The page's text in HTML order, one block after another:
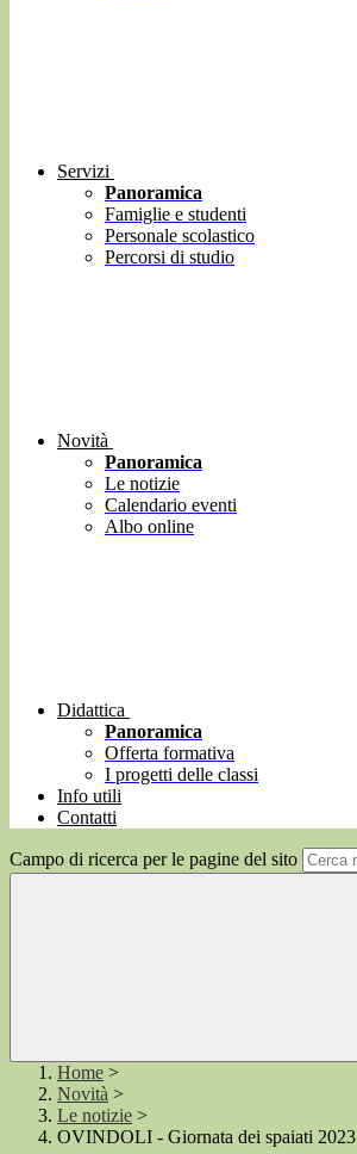
Servizi
Panoramica
Famiglie e studenti
Personale scolastico
Percorsi di studio
Novità
Panoramica
Le notizie
Calendario eventi
Albo online
Didattica
Panoramica
Offerta formativa
I progetti delle classi
Info utili
Contatti
Campo di ricerca per le pagine del sito
Home >
Novità >
Le notizie >
OVINDOLI - Giornata dei spaiati 2023